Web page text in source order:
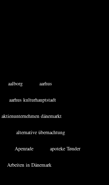
aalborg aarhus
aarhus kulturhauptstadt
aktienunternehmen dänemarkt
alternative übernachtung
Apenrade apoteke Tønder
Arbeiten in Dänemark